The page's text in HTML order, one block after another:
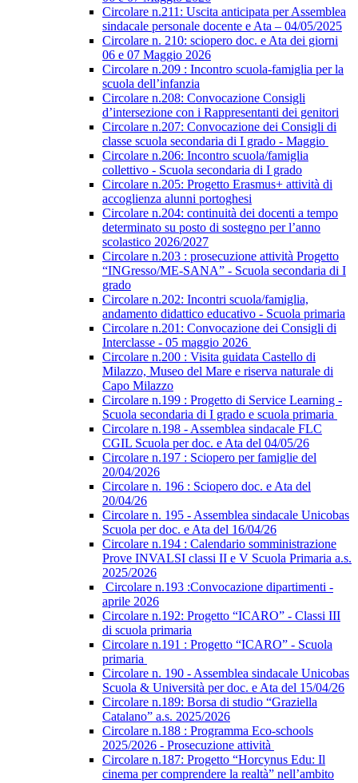
Circolare n.211: Uscita anticipata per Assemblea
sindacale personale docente e Ata – 04/05/2025
Circolare n. 210: sciopero doc. e Ata dei giorni
06 e 07 Maggio 2026
Circolare n.209 : Incontro scuola-famiglia per la
scuola dell’infanzia
Circolare n.208: Convocazione Consigli
d’intersezione con i Rappresentanti dei genitori
Circolare n.207: Convocazione dei Consigli di
classe scuola secondaria di I grado - Maggio
Circolare n.206: Incontro scuola/famiglia
collettivo - Scuola secondaria di I grado
Circolare n.205: Progetto Erasmus+ attività di
accoglienza alunni portoghesi
Circolare n.204: continuità dei docenti a tempo
determinato su posto di sostegno per l’anno
scolastico 2026/2027
Circolare n.203 : prosecuzione attività Progetto
“INGresso/ME-SANA” - Scuola secondaria di I
grado
Circolare n.202: Incontri scuola/famiglia,
andamento didattico educativo - Scuola primaria
Circolare n.201: Convocazione dei Consigli di
Interclasse - 05 maggio 2026
Circolare n.200 : Visita guidata Castello di
Milazzo, Museo del Mare e riserva naturale di
Capo Milazzo
Circolare n.199 : Progetto di Service Learning -
Scuola secondaria di I grado e scuola primaria
Circolare n.198 - Assemblea sindacale FLC
CGIL Scuola per doc. e Ata del 04/05/26
Circolare n.197 : Sciopero per famiglie del
20/04/2026
Circolare n. 196 : Sciopero doc. e Ata del
20/04/26
Circolare n. 195 - Assemblea sindacale Unicobas
Scuola per doc. e Ata del 16/04/26
Circolare n.194 : Calendario somministrazione
Prove INVALSI classi II e V Scuola Primaria a.s.
2025/2026
Circolare n.193 :Convocazione dipartimenti -
aprile 2026
Circolare n.192: Progetto “ICARO” - Classi III
di scuola primaria
Circolare n.191 : Progetto “ICARO” - Scuola
primaria
Circolare n. 190 - Assemblea sindacale Unicobas
Scuola & Università per doc. e Ata del 15/04/26
Circolare n.189: Borsa di studio “Graziella
Catalano” a.s. 2025/2026
Circolare n.188 : Programma Eco-schools
2025/2026 - Prosecuzione attività
Circolare n.187: Progetto “Horcynus Edu: Il
cinema per comprendere la realtà” nell’ambito